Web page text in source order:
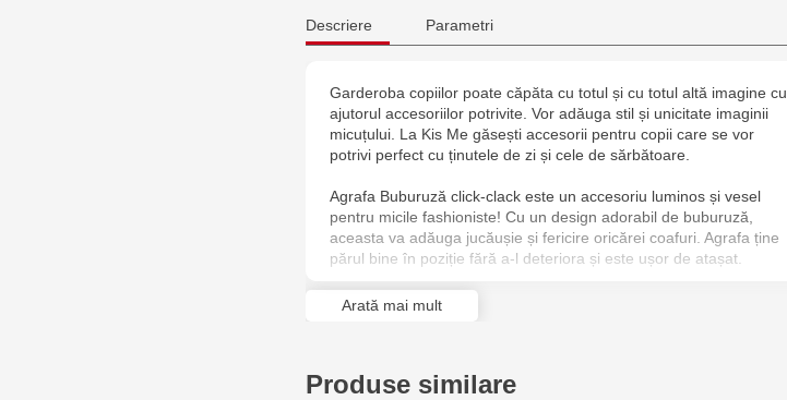
Descriere Parametri
Garderoba copiilor poate căpăta cu totul și cu totul altă imagine cu
ajutorul accesoriilor potrivite. Vor adăuga stil și unicitate imaginii
micuțului. La Kis Me găsești accesorii pentru copii care se vor
potrivi perfect cu ținutele de zi și cele de sărbătoare.
Agrafa Buburuză click-clack este un accesoriu luminos și vesel
pentru micile fashioniste! Cu un design adorabil de buburuză,
aceasta va adăuga jucăușie și fericire oricărei coafuri. Agrafa ține
părul bine în poziție fără a-l deteriora și este ușor de atașat.
Definește ținutele micuților cu Kis Me!
Arată mai mult
Produse similare